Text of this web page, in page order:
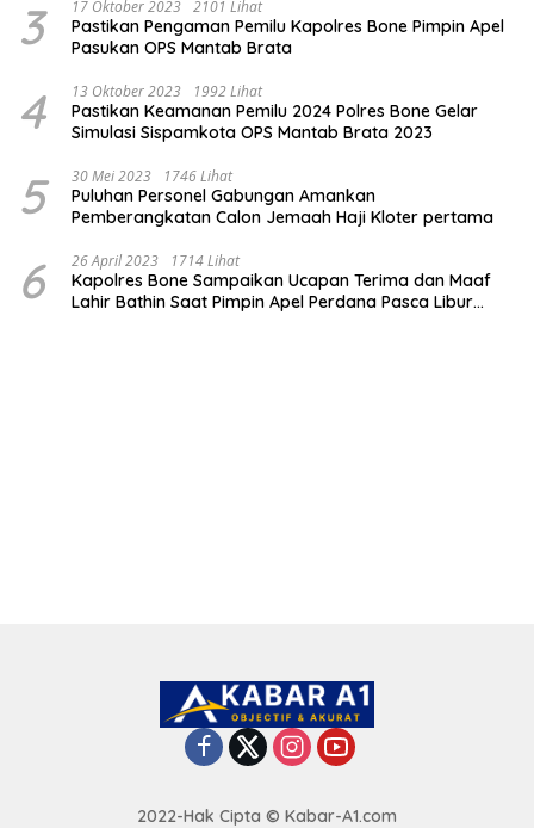
3 17 Oktober 2023 2101 Lihat
Pastikan Pengaman Pemilu Kapolres Bone Pimpin Apel
Pasukan OPS Mantab Brata
4 13 Oktober 2023 1992 Lihat
Pastikan Keamanan Pemilu 2024 Polres Bone Gelar
Simulasi Sispamkota OPS Mantab Brata 2023
5 30 Mei 2023 1746 Lihat
Puluhan Personel Gabungan Amankan
Pemberangkatan Calon Jemaah Haji Kloter pertama
6 26 April 2023 1714 Lihat
Kapolres Bone Sampaikan Ucapan Terima dan Maaf
Lahir Bathin Saat Pimpin Apel Perdana Pasca Libur
2022-Hak Cipta © Kabar-A1.com